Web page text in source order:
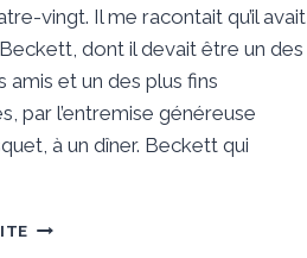
vingt. Il me racontait qu’il avait
dont il devait être un des
amis et un des plus fins
par l’entremise généreuse
à un dîner. Beckett qui
DISCOURS